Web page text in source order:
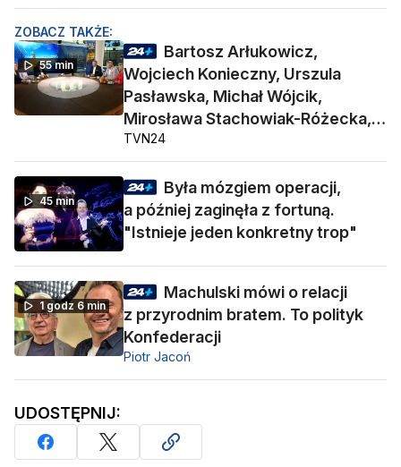
ZOBACZ TAKŻE:
55 min
Bartosz Arłukowicz,
Wojciech Konieczny, Urszula
Pasławska, Michał Wójcik,
Mirosława Stachowiak-Różecka,
Barbara Socha
TVN24
45 min
Była mózgiem operacji,
a później zaginęła z fortuną.
"Istnieje jeden konkretny trop"
1 godz 6 min
Machulski mówi o relacji
z przyrodnim bratem. To polityk
Konfederacji
Piotr Jacoń
UDOSTĘPNIJ: